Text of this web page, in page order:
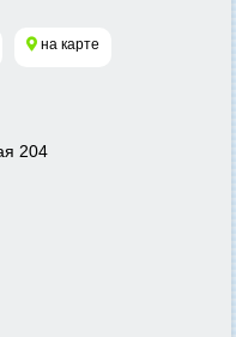
на карте
204